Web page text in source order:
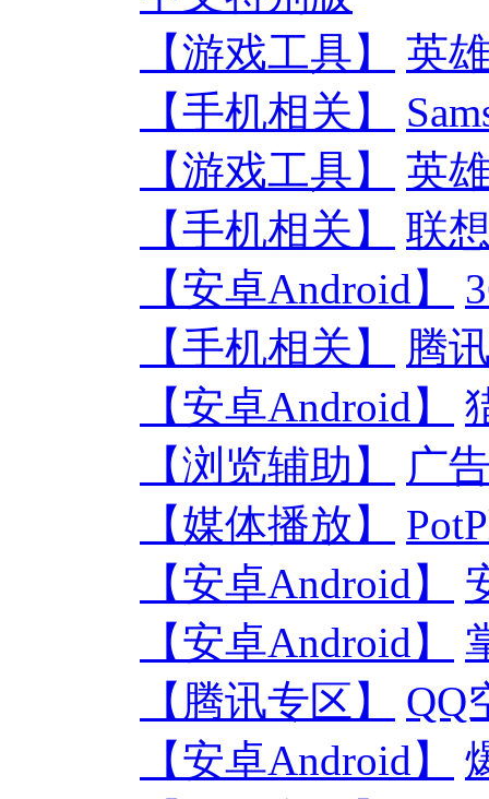
【游戏工具】
英
【手机相关】
【游戏工具】
英
【手机相关】
联
【安卓Android】
【手机相关】
腾
【安卓Android】
【浏览辅助】
广
【媒体播放】
【安卓Android】
【安卓Android】
【腾讯专区】
QQ
【安卓Android】